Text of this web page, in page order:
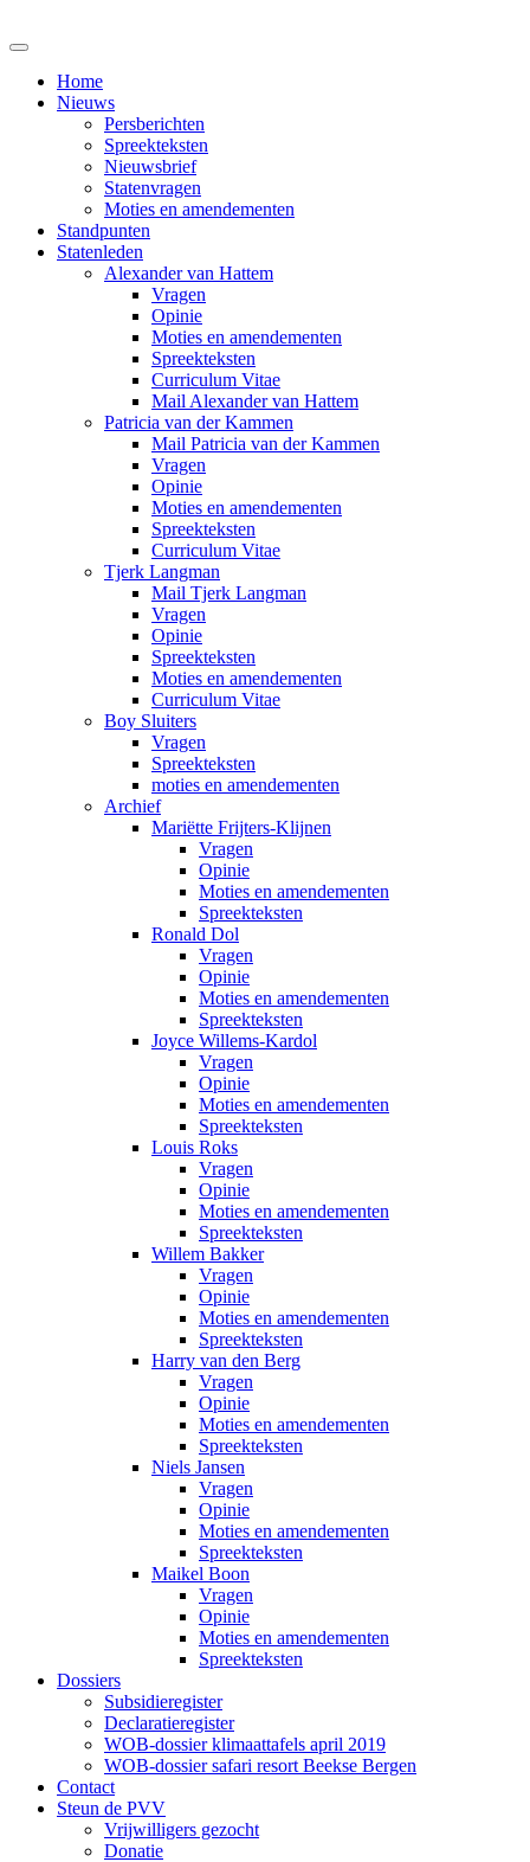
Home
Nieuws
Persberichten
Spreekteksten
Nieuwsbrief
Statenvragen
Moties en amendementen
Standpunten
Statenleden
Alexander van Hattem
Vragen
Opinie
Moties en amendementen
Spreekteksten
Curriculum Vitae
Mail Alexander van Hattem
Patricia van der Kammen
Mail Patricia van der Kammen
Vragen
Opinie
Moties en amendementen
Spreekteksten
Curriculum Vitae
Tjerk Langman
Mail Tjerk Langman
Vragen
Opinie
Spreekteksten
Moties en amendementen
Curriculum Vitae
Boy Sluiters
Vragen
Spreekteksten
moties en amendementen
Archief
Mariëtte Frijters-Klijnen
Vragen
Opinie
Moties en amendementen
Spreekteksten
Ronald Dol
Vragen
Opinie
Moties en amendementen
Spreekteksten
Joyce Willems-Kardol
Vragen
Opinie
Moties en amendementen
Spreekteksten
Louis Roks
Vragen
Opinie
Moties en amendementen
Spreekteksten
Willem Bakker
Vragen
Opinie
Moties en amendementen
Spreekteksten
Harry van den Berg
Vragen
Opinie
Moties en amendementen
Spreekteksten
Niels Jansen
Vragen
Opinie
Moties en amendementen
Spreekteksten
Maikel Boon
Vragen
Opinie
Moties en amendementen
Spreekteksten
Dossiers
Subsidieregister
Declaratieregister
WOB-dossier klimaattafels april 2019
WOB-dossier safari resort Beekse Bergen
Contact
Steun de PVV
Vrijwilligers gezocht
Donatie